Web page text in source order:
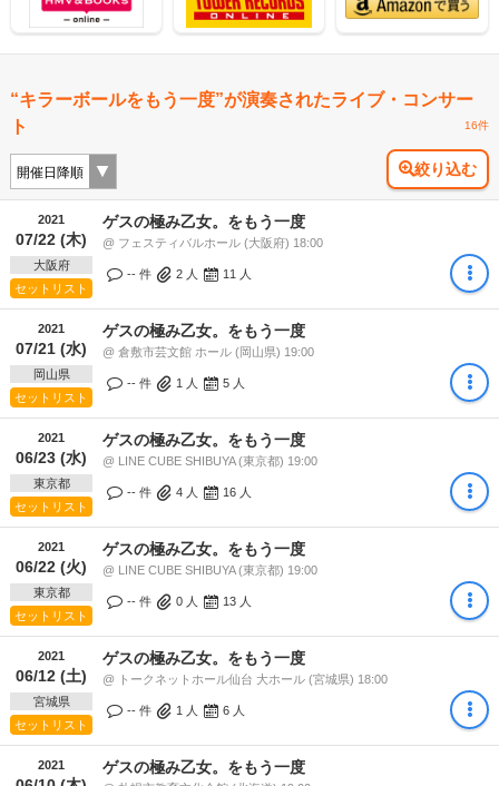
“キラーボールをもう一度”が演奏されたライブ・コンサー
ト
16件
絞り込む
2021
07/22 (木)
大阪府
セットリスト
ゲスの極み乙女。をもう一度
@ フェスティバルホール (大阪府) 18:00
-- 件 2 人 11 人
2021
07/21 (水)
岡山県
セットリスト
ゲスの極み乙女。をもう一度
@ 倉敷市芸文館 ホール (岡山県) 19:00
-- 件 1 人 5 人
2021
06/23 (水)
東京都
セットリスト
ゲスの極み乙女。をもう一度
@ LINE CUBE SHIBUYA (東京都) 19:00
-- 件 4 人 16 人
2021
06/22 (火)
東京都
セットリスト
ゲスの極み乙女。をもう一度
@ LINE CUBE SHIBUYA (東京都) 19:00
-- 件 0 人 13 人
2021
06/12 (土)
宮城県
セットリスト
ゲスの極み乙女。をもう一度
@ トークネットホール仙台 大ホール (宮城県) 18:00
-- 件 1 人 6 人
2021 ゲスの極み乙女。をもう一度